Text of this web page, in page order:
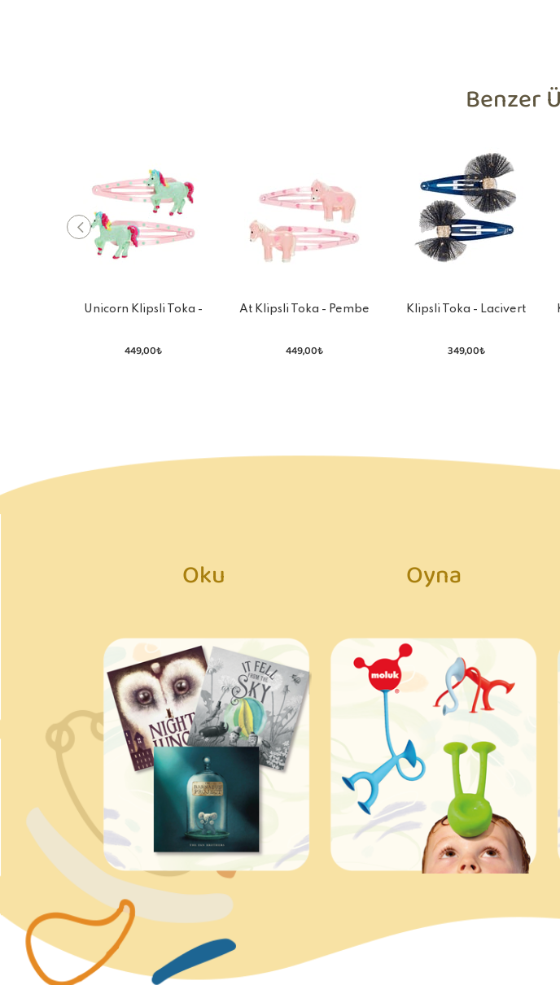
Benzer
Unicorn Klipsli Toka -
449,00₺
At Klipsli Toka - Pembe
449,00₺
Klipsli Toka - Lacivert
349,00₺
Oku Oyna